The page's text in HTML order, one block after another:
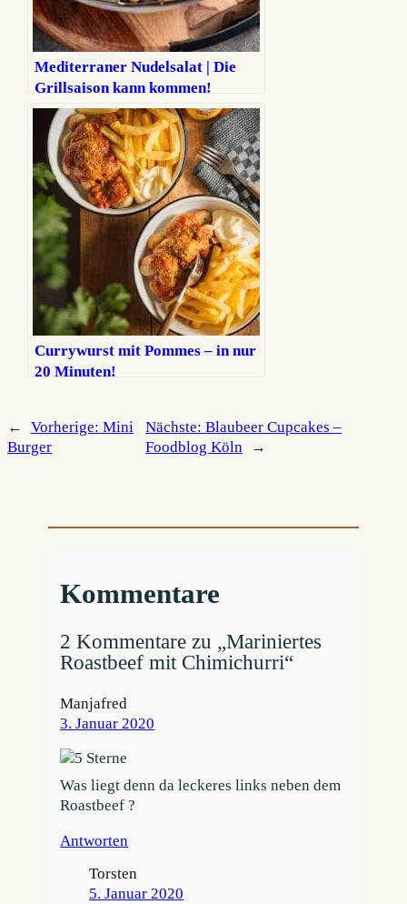
Mediterraner Nudelsalat | Die
Grillsaison kann kommen!
Currywurst mit Pommes – in nur
20 Minuten!
← Vorherige: Mini
Burger
Nächste:Blaubeer Cupcakes –
Foodblog Köln
→
Kommentare
2 Kommentare zu „Mariniertes
Roastbeef mit Chimichurri“
Manjafred
3. Januar 2020
Was liegt denn da leckeres links neben dem
Roastbeef ?
Antworten
Torsten
5. Januar 2020